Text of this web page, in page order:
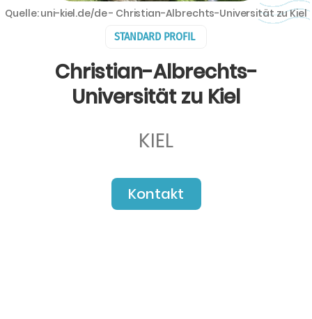
STANDARD PROFIL
Christian-Albrechts-
Universität zu Kiel
KIEL
Kontakt
Quelle: uni-kiel.de/de - Christian-Albrechts-Universität zu Kiel